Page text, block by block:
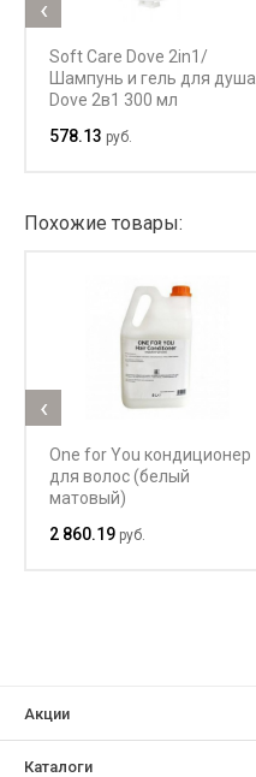
Soft Care Dove 2in1/
Шампунь и гель для душа
Dove 2в1 300 мл
578.13 руб.
‹
Похожие товары:
One for You кондиционер
для волос (белый
матовый)
2 860.19 руб.
‹
Акции
Каталоги